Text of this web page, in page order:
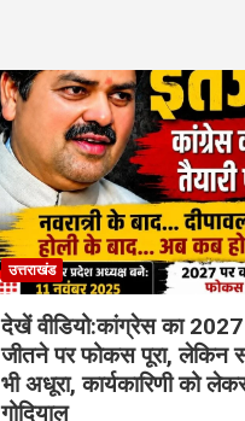
उत्तराखंड
देखें वीडियो:कांग्रेस का
जीतने पर फोकस पूरा, लेकिन
भी अधूरा, कार्यकारिणी को
गोदियाल